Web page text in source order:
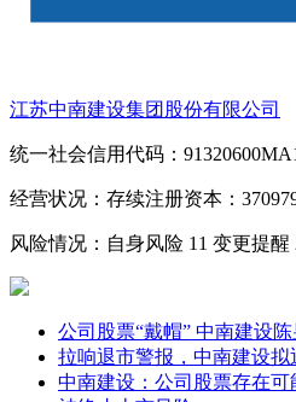
江苏中南建设集团股份有限公司
统一社会信用代码：
经营状况：存续注册资本：
风险情况：自身风险 11 变更提醒
公司股票“戴帽” 中南建设陈
拉响退市警报，中南建设拟
中南建设：公司股票存在